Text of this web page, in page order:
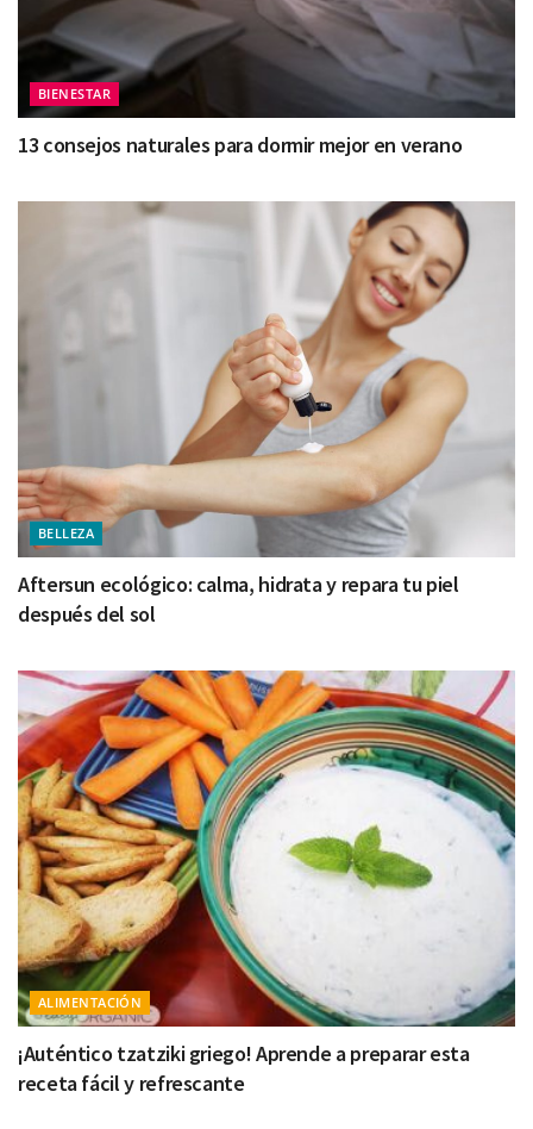
BIENESTAR
13 consejos naturales para dormir mejor en verano
BELLEZA
Aftersun ecológico: calma, hidrata y repara tu piel
después del sol
ALIMENTACIÓN
¡Auténtico tzatziki griego! Aprende a preparar esta
receta fácil y refrescante